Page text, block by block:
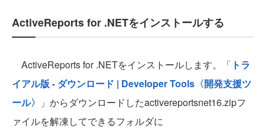
ActiveReports for .NETをインストールする
ActiveReports for .NETをインストールします。「 トラ
イアル版 - ダウンロード | Developer Tools〈開発支援ツ
ール〉
」からダウンロードしたactivereportsnet16.zipフ
ァイルを解凍してできるフォルダに